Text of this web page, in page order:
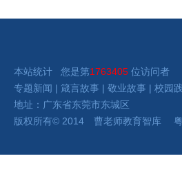
本站统计 您是第1763405 位访问者
专题新闻 | 箴言故事 | 敬业故事 | 校园
地址：广东省东莞市东城区
版权所有© 2014 曹老师教育智库